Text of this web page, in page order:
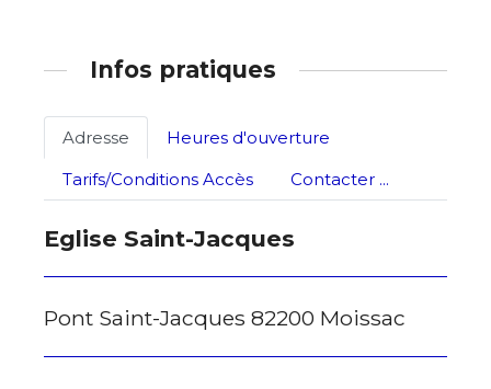
* Champ obligatoire
Infos pratiques
Adresse
Heures d'ouverture
Tarifs/Conditions Accès
Contacter ...
Eglise Saint-Jacques
Pont Saint-Jacques 82200 Moissac